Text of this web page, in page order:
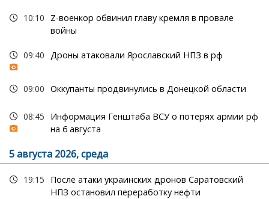
10:10
Z-военкор обвинил главу кремля в провале
войны
09:40 Дроны атаковали Ярославский НПЗ в рф
09:00 Оккупанты продвинулись в Донецкой области
08:45
Информация Генштаба ВСУ о потерях армии рф
на 6 августа
5 августа 2026, среда
19:15
После атаки украинских дронов Саратовский
НПЗ остановил переработку нефти